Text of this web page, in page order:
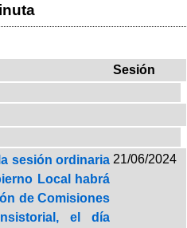
Sesión
sesión ordinaria
Local habrá
de Comisiones
el día
21/06/2024